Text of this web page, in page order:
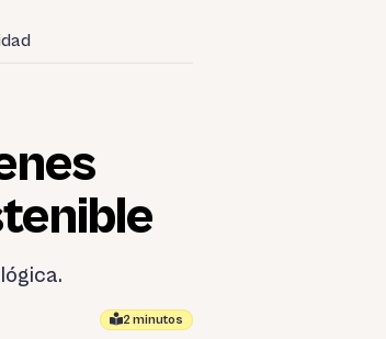
2 minutos